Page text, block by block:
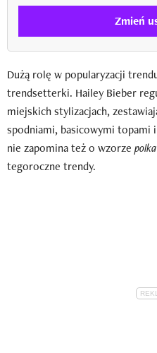
Zmień
Dużą rolę w popularyzacji
trendsetterki. Hailey Bieber
miejskich stylizacjach,
spodniami, basicowymi topami
nie zapomina też o wzorze
tegoroczne trendy.